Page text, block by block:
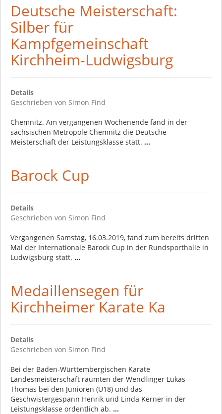
Deutsche Meisterschaft:
Silber für
Kampfgemeinschaft
Kirchheim-Ludwigsburg
Details
Geschrieben von Simon Find
Chemnitz. Am vergangenen Wochenende fand in der
sächsischen Metropole Chemnitz die Deutsche
Meisterschaft der Leistungsklasse statt. ...
Barock Cup
Details
Geschrieben von Simon Find
Vergangenen Samstag, 16.03.2019, fand zum bereits dritten
Mal der Internationale Barock Cup in der Rundsporthalle in
Ludwigsburg statt. ...
Medaillensegen für
Kirchheimer Karate Ka
Details
Geschrieben von Simon Find
Bei der Baden-Württembergischen Karate
Landesmeisterschaft räumten der Wendlinger Lukas
Thomas bei den Junioren (U18) und das
Geschwistergespann Henrik und Linda Kerner in der
Leistungsklasse ordentlich ab. ...